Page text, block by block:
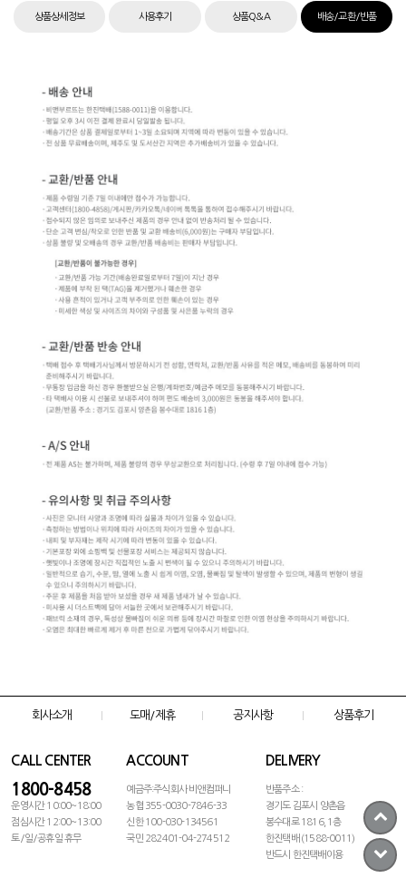
상품상세정보 사용후기 상품Q&A 배송/교환/반품
회사소개 도매/제휴 공지사항 상품후기
CALL CENTER
1800-8458
운영시간 10:00~18:00
점심시간 12:00~13:00
토/일/공휴일 휴무
ACCOUNT
예금주:주식회사 비앤컴퍼니
농협 355-0030-7846-33
신한 100-030-134561
국민 282401-04-274512
DELIVERY
반품주소 :
경기도 김포시 양촌읍
봉수대로 1816, 1층
한진택배 (1588-0011)
반드시 한진택배이용